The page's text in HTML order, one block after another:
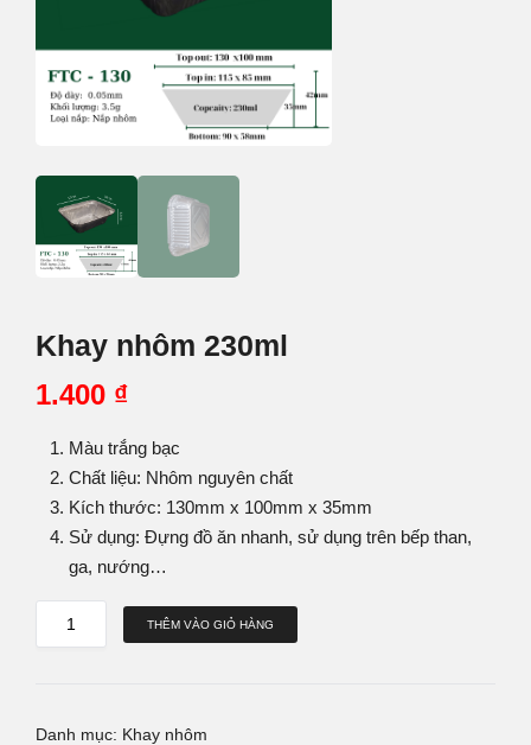
Khay nhôm 230ml
1.400 ₫
Màu trắng bạc
Chất liệu: Nhôm nguyên chất
Kích thước: 130mm x 100mm x 35mm
Sử dụng: Đựng đồ ăn nhanh, sử dụng trên bếp than,
ga, nướng…
THÊM VÀO GIỎ HÀNG
Danh mục: Khay nhôm